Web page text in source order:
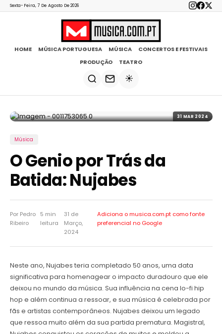
Sexta-Feira, 7 De Agosto De 2026
HOME MÚSICA PORTUGUESA MÚSICA
CONCERTOS E FESTIVAIS
PRODUÇÃO
TEATRO
☀️
31 MAR 2024
Música
O Genio por Trás da
Batida: Nujabes
Por Pedro
Ribeiro
5 min
leitura
31 de
Março,
2024
Adiciona o musica.com.pt comofonte
preferencial no Google
Neste ano, Nujabes teria completado 50 anos, uma data
significativa para homenagear o impacto duradouro que ele
deixou no mundo da música. Sua influência na cena lo-fi hip
hop e além continua a ressoar, e sua música é celebrada por
fãs e artistas contemporâneos. Nujabes deixou um legado
que ressoa muito além da sua partida prematura. Magistral,